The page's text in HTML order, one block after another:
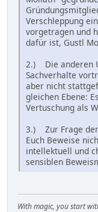
Verschleppung
vorgetragen und
dafür ist, Gustl
2.) Die anderen
Sachverhalte
aber nicht
gleichen Ebene:
Vertuschung als
3.) Zur Frage
Euch Beweise
intellektuell und
sensiblen
With magic, you start